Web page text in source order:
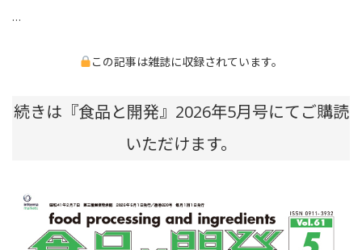
…
この記事は雑誌に収録されています。
続きは『食品と開発』2026年5月号にてご購読
いただけます。